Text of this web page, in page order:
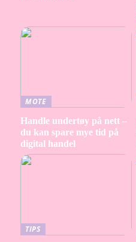
MOTE
Handle undertøy på nett –
du kan spare mye tid på
digital handel
TIPS